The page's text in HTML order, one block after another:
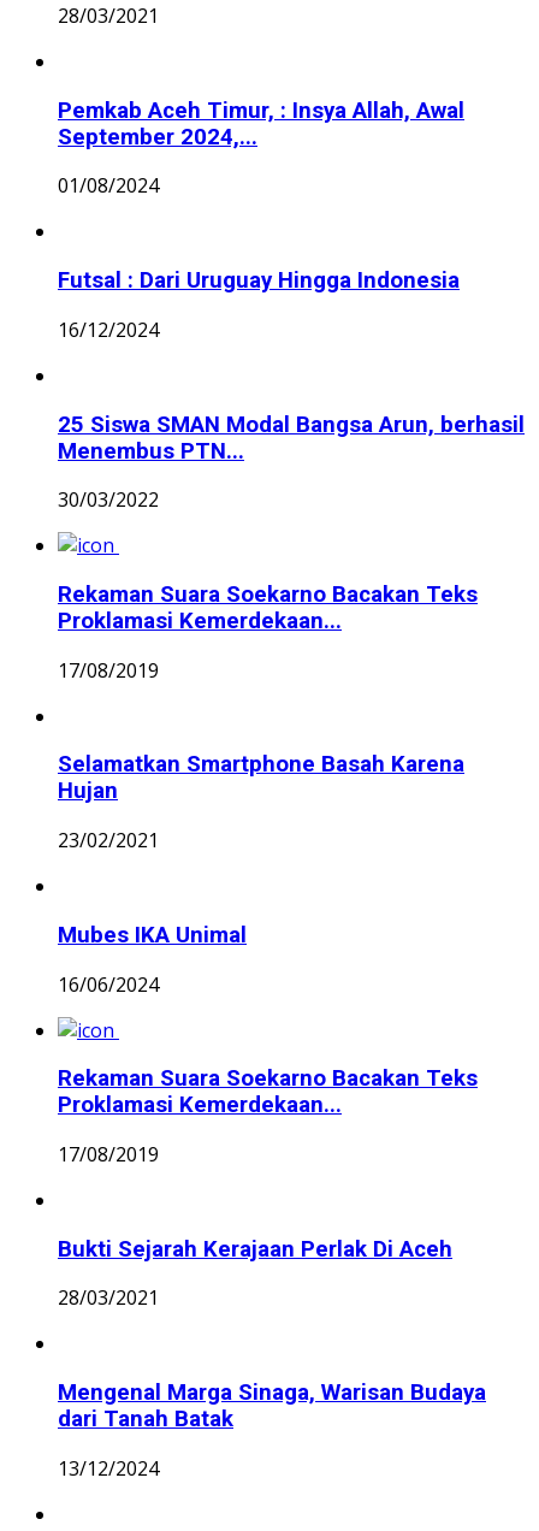
28/03/2021
Pemkab Aceh Timur, : Insya Allah, Awal
September 2024,...
01/08/2024
Futsal : Dari Uruguay Hingga Indonesia
16/12/2024
25 Siswa SMAN Modal Bangsa Arun, berhasil
Menembus PTN...
30/03/2022
Rekaman Suara Soekarno Bacakan Teks
Proklamasi Kemerdekaan...
17/08/2019
Selamatkan Smartphone Basah Karena
Hujan
23/02/2021
Mubes IKA Unimal
16/06/2024
Rekaman Suara Soekarno Bacakan Teks
Proklamasi Kemerdekaan...
17/08/2019
Bukti Sejarah Kerajaan Perlak Di Aceh
28/03/2021
Mengenal Marga Sinaga, Warisan Budaya
dari Tanah Batak
13/12/2024